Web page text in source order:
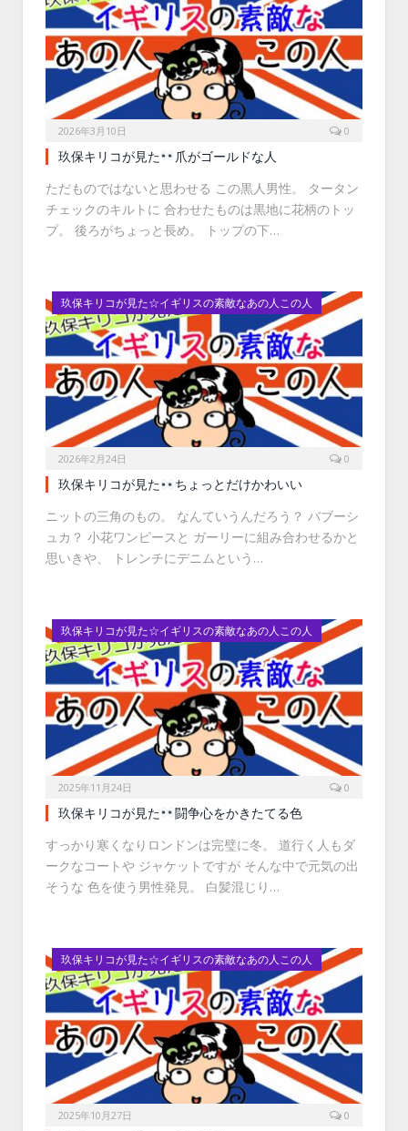
2026年3月10日 0
玖保キリコが見た
爪がゴールドな人
ただものではないと思わせる この黒人男性。 タータン
チェックのキルトに 合わせたものは黒地に花柄のトッ
プ。 後ろがちょっと長め。 トップの下…
玖保キリコが見た☆イギリスの素敵なあの人この人
2026年2月24日 0
玖保キリコが見た
ちょっとだけかわいい
ニットの三角のもの。 なんていうんだろう？ バブーシ
ュカ？ 小花ワンピースと ガーリーに組み合わせるかと
思いきや、 トレンチにデニムという…
玖保キリコが見た☆イギリスの素敵なあの人この人
2025年11月24日 0
玖保キリコが見た
闘争心をかきたてる色
すっかり寒くなりロンドンは完璧に冬。 道行く人もダ
ークなコートや ジャケットですが そんな中で元気の出
そうな 色を使う男性発見。 白髪混じり…
玖保キリコが見た☆イギリスの素敵なあの人この人
2025年10月27日 0